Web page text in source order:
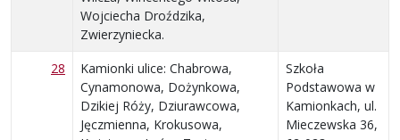
Wojciecha Droździka,
Zwierzyniecka.
28
Kamionki ulice: Chabrowa,
Cynamonowa, Dożynkowa,
Dzikiej Róży, Dziurawcowa,
Jęczmienna, Krokusowa,
Szkoła
Podstawowa w
Kamionkach, ul.
Mieczewska 36,